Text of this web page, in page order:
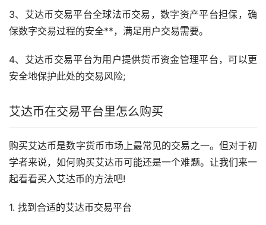
3、艾达币交易平台全球法币交易，数字资产平台担保，确
保数字交易过程的安全**，满足用户交易需要。
4、艾达币交易平台为用户提供货币资金管理平台，可以更
安全地保护此处的交易风险;
艾达币在交易平台里怎么购买
购买艾达币是数字货币市场 上最常见的交易之一。但对于初
学者来说，如何购买艾达币可能还是一个难题。让我们来一
起看看买入艾达币的方法吧!
1. 找到合适的艾达币交易平台